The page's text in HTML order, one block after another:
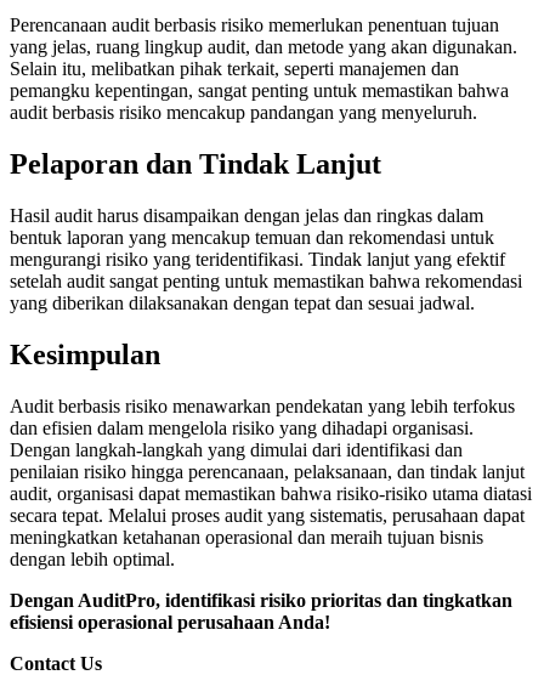
Perencanaan audit berbasis risiko memerlukan penentuan tujuan
yang jelas, ruang lingkup audit, dan metode yang akan digunakan.
Selain itu, melibatkan pihak terkait, seperti manajemen dan
pemangku kepentingan, sangat penting untuk memastikan bahwa
audit berbasis risiko mencakup pandangan yang menyeluruh.
Pelaporan dan Tindak Lanjut
Hasil audit harus disampaikan dengan jelas dan ringkas dalam
bentuk laporan yang mencakup temuan dan rekomendasi untuk
mengurangi risiko yang teridentifikasi. Tindak lanjut yang efektif
setelah audit sangat penting untuk memastikan bahwa rekomendasi
yang diberikan dilaksanakan dengan tepat dan sesuai jadwal.
Kesimpulan
Audit berbasis risiko menawarkan pendekatan yang lebih terfokus
dan efisien dalam mengelola risiko yang dihadapi organisasi.
Dengan langkah-langkah yang dimulai dari identifikasi dan
penilaian risiko hingga perencanaan, pelaksanaan, dan tindak lanjut
audit, organisasi dapat memastikan bahwa risiko-risiko utama diatasi
secara tepat. Melalui proses audit yang sistematis, perusahaan dapat
meningkatkan ketahanan operasional dan meraih tujuan bisnis
dengan lebih optimal.
Dengan AuditPro, identifikasi risiko prioritas dan tingkatkan
efisiensi operasional perusahaan Anda!
Contact Us